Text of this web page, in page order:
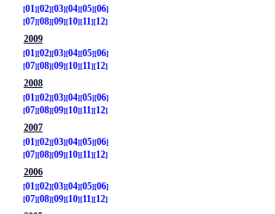
01
02 03 04 05 06
07 08 09 10 11
12
2009
01
02 03 04 05 06
07 08 09 10 11
12
2008
01
02 03 04 05 06
07 08 09 10 11
12
2007
01
02 03 04 05 06
07 08 09 10 11
12
2006
01
02 03 04 05 06
07 08 09 10 11
12